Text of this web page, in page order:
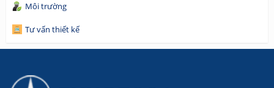
Môi trường
Tư vấn thiết kế